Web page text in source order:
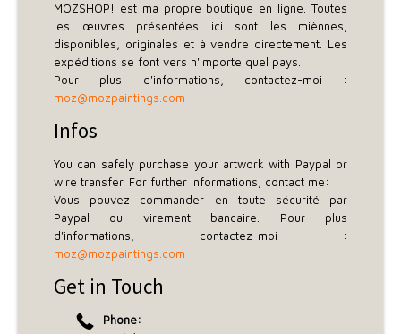
MOZSHOP! est ma propre boutique en ligne. Toutes
les œuvres présentées ici sont les miènnes,
disponibles, originales et à vendre directement. Les
expéditions se font vers n'importe quel pays.
Pour plus d'informations, contactez-moi :
moz@mozpaintings.com
Infos
You can safely purchase your artwork with Paypal or
wire transfer. For further informations, contact me:
Vous pouvez commander en toute sécurité par
Paypal ou virement bancaire. Pour plus
d'informations, contactez-moi :
moz@mozpaintings.com
Get in Touch
Phone: